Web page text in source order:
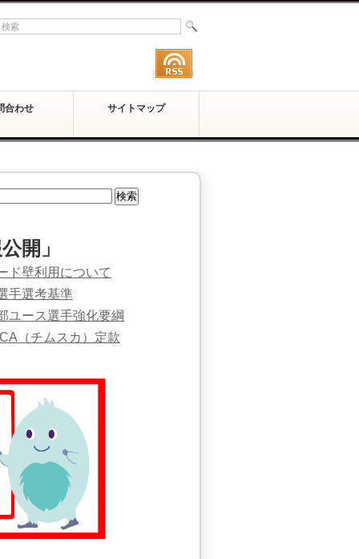
合わせ サイトマップ
開」
ド壁利用について
手選考基準
ユース選手強化要綱
（チムスカ）定款